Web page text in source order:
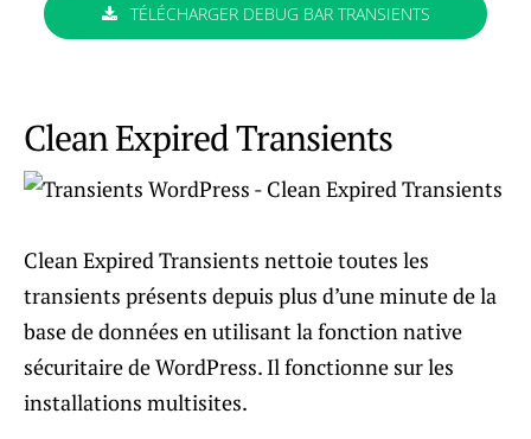
TÉLÉCHARGER DEBUG BAR TRANSIENTS
Clean Expired Transients
Clean Expired Transients nettoie toutes les
transients présents depuis plus d’une minute de la
base de données en utilisant la fonction native
sécuritaire de WordPress. Il fonctionne sur les
installations multisites.